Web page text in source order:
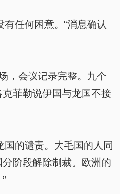
任何困意。“消息确认
，会议记录完整。九个
菲勒说伊国与龙国不接
的谴责。大毛国的人同
阶段解除制裁。欧洲的